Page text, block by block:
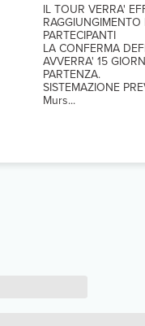
IL TOUR VERRA'
PARTECIPANTI
LA CONFERMA
AVVERRA' 15
PARTENZA.
SISTEMAZIONE
Murs...